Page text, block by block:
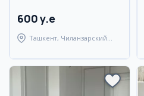
600 y.e
Ташкент, Чиланзарский